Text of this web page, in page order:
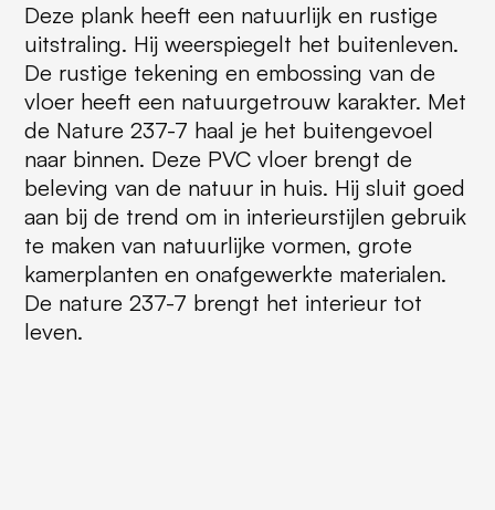
Deze plank heeft een natuurlijk en rustige
uitstraling. Hij weerspiegelt het buitenleven.
De rustige tekening en embossing van de
vloer heeft een natuurgetrouw karakter. Met
de Nature 237-7 haal je het buitengevoel
naar binnen. Deze PVC vloer brengt de
beleving van de natuur in huis. Hij sluit goed
aan bij de trend om in interieurstijlen gebruik
te maken van natuurlijke vormen, grote
kamerplanten en onafgewerkte materialen.
De nature 237-7 brengt het interieur tot
leven.